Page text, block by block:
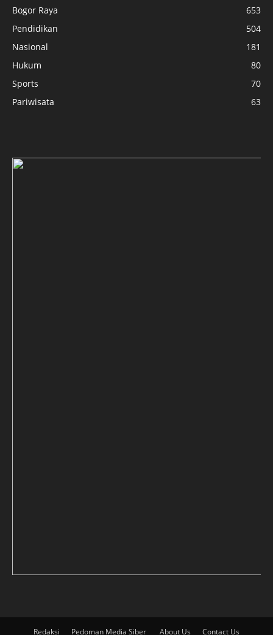
Bogor Raya
653
Pendidikan
504
Nasional
181
Hukum
80
Sports
70
Pariwisata
63
Redaksi Pedoman Media Siber About Us Contact Us